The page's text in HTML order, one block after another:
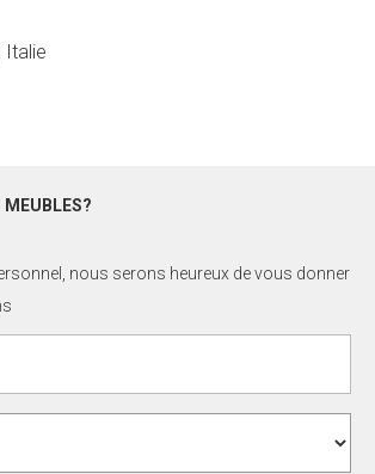
Italie
MEUBLES?
nous serons heureux de vous donner